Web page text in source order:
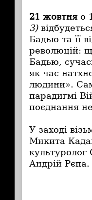
21 жовтня о
3)
Бадью та її
революцій:
Бадью,
як час
людини».
парадигмі
поєднання
У заході
Микита
Андрій Рєпа.